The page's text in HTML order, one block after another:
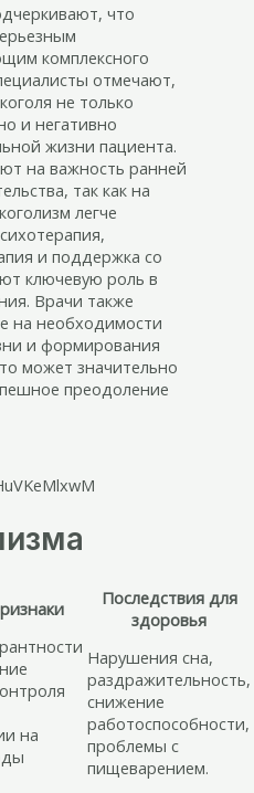
что
комплексного
отмечают,
не только
и негативно
жизни пациента.
на важность ранней
так как на
легче
и поддержка со
ключевую роль в
Врачи также
на необходимости
и формирования
может значительно
преодоление
Последствия для
здоровья
на
Нарушения сна,
раздражительность,
снижение
работоспособности,
проблемы с
пищеварением.